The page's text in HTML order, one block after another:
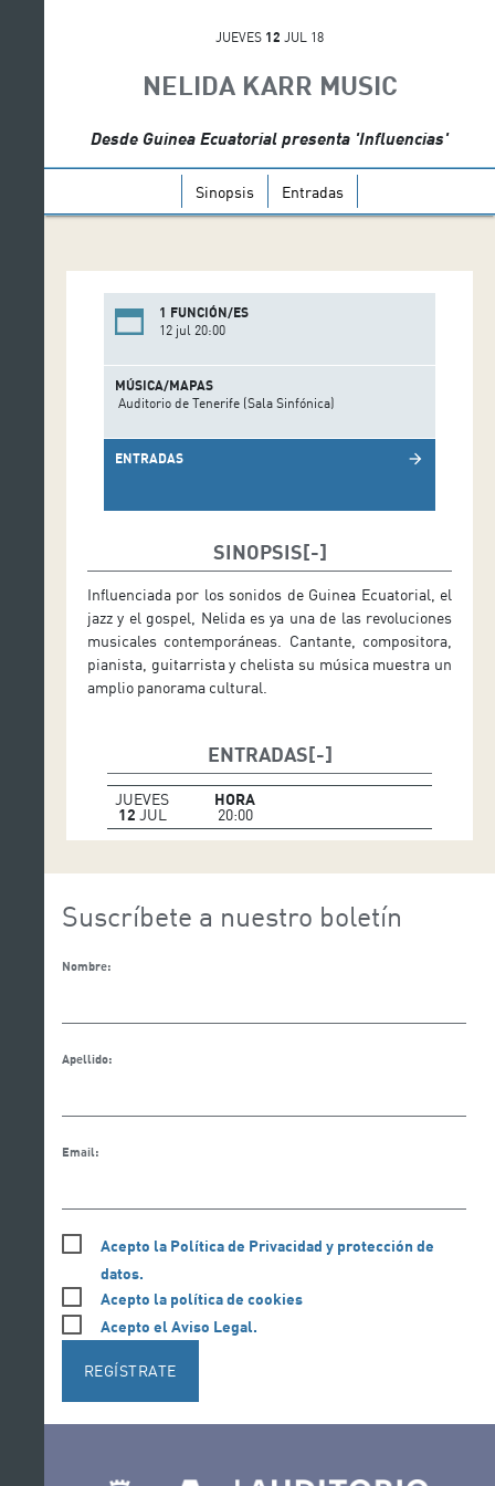
JUEVES 12 JUL 18
NELIDA KARR MUSIC
Desde Guinea Ecuatorial presenta 'Influencias'
Sinopsis Entradas
1 FUNCIÓN/ES
12 jul 20:00
MÚSICA/MAPAS
Auditorio de Tenerife (Sala Sinfónica)
ENTRADAS arrow_forward
SINOPSIS
Influenciada por los sonidos de Guinea Ecuatorial, el
jazz y el gospel, Nelida es ya una de las revoluciones
musicales contemporáneas. Cantante, compositora,
pianista, guitarrista y chelista su música muestra un
amplio panorama cultural.
ENTRADAS
JUEVES
12 JUL
HORA
20:00
Suscríbete a nuestro boletín
Nombre:
Apellido:
Email:
Acepto la Política de Privacidad y protección de
datos.
Acepto la política de cookies
Acepto el Aviso Legal.
REGÍSTRATE